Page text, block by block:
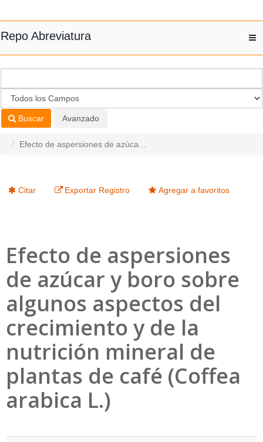
Repo Abreviatura
Buscar Avanzado
Efecto de aspersiones de azúca...
Citar Exportar Registro Agregar a favoritos
Efecto de aspersiones
de azúcar y boro sobre
algunos aspectos del
crecimiento y de la
nutrición mineral de
plantas de café (Coffea
arabica L.)